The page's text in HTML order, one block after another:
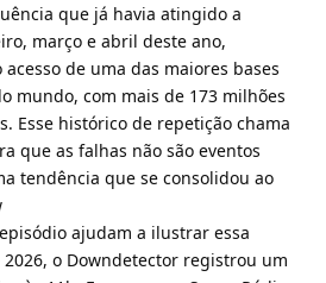
que já havia atingido a
março e abril deste ano,
de uma das maiores bases
mundo, com mais de 173 milhões
Esse histórico de repetição chama
que as falhas não são eventos
tendência que se consolidou ao
ajudam a ilustrar essa
o Downdetector registrou um